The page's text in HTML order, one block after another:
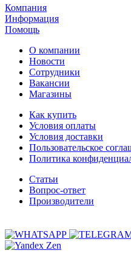
Компания
Информация
Помощь
О компании
Новости
Сотрудники
Вакансии
Магазины
Как купить
Условия оплаты
Условия доставки
Пользовательское
Политика
Статьи
Вопрос-ответ
Производители